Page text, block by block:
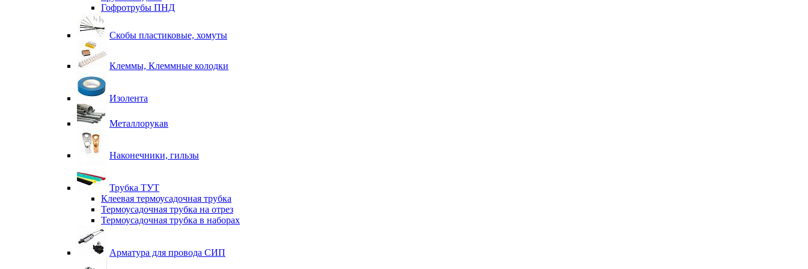
Гофротрубы ПНД
Скобы пластиковые, хомуты
Клеммы, Клеммные колодки
Изолента
Металлорукав
Наконечники, гильзы
Трубка ТУТ
Клеевая термоусадочная трубка
Термоусадочная трубка на отрез
Термоусадочная трубка в наборах
Арматура для провода СИП